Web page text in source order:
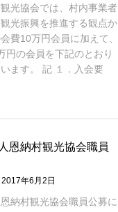
光協会では、村内事業者
光振興を推進する観点か
費10万円会員に加えて、
円の会員を下記のとおり
ます。 記 １．入会要
恩納村観光協会職員
2017年6月2日
納村観光協会職員公募に